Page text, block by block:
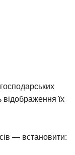
відображення їх
— встановити: